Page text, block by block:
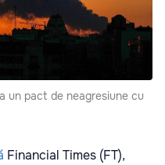
un pact de neagresiune cu
Financial Times (FT),